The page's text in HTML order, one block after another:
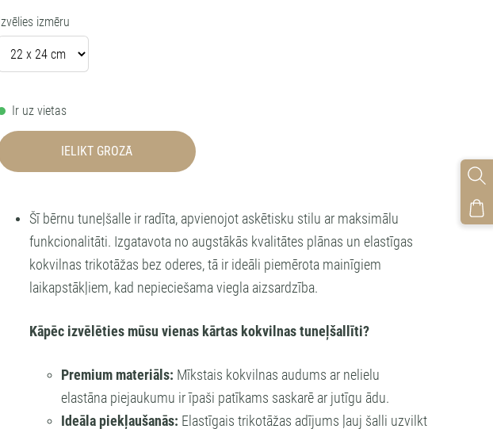
Izvēlies izmēru
Ir uz vietas
IELIKT GROZĀ
Šī bērnu tuneļšalle ir radīta, apvienojot askētisku stilu ar maksimālu
funkcionalitāti. Izgatavota no augstākās kvalitātes plānas un elastīgas
kokvilnas trikotāžas bez oderes, tā ir ideāli piemērota mainīgiem
laikapstākļiem, kad nepieciešama viegla aizsardzība.
Kāpēc izvēlēties mūsu vienas kārtas kokvilnas tuneļšallīti?
Premium materiāls: Mīkstais kokvilnas audums ar nelielu
elastāna piejaukumu ir īpaši patīkams saskarē ar jutīgu ādu.
Ideāla piekļaušanās: Elastīgais trikotāžas adījums ļauj šalli uzvilkt